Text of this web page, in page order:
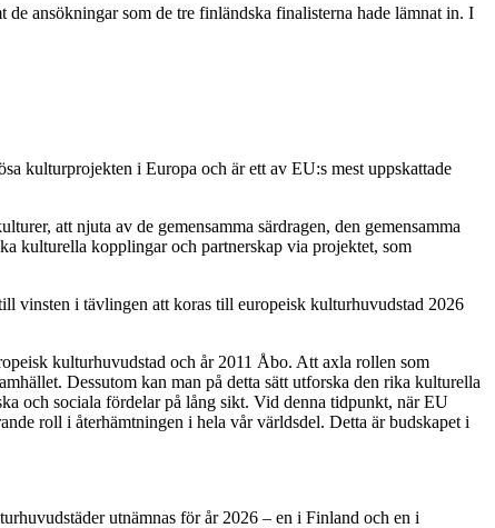
ansökningar som de tre finländska finalisterna hade lämnat in. I
kulturprojekten i Europa och är ett av EU:s mest uppskattade
att njuta av de gemensamma särdragen, den gemensamma
kulturella kopplingar och partnerskap via projektet, som
vinsten i tävlingen att koras till europeisk kulturhuvudstad 2026
kulturhuvudstad och år 2011 Åbo. Att axla rollen som
Dessutom kan man på detta sätt utforska den rika kulturella
och sociala fördelar på lång sikt. Vid denna tidpunkt, när EU
roll i återhämtningen i hela vår världsdel. Detta är budskapet i
utnämnas för år 2026 – en i Finland och en i